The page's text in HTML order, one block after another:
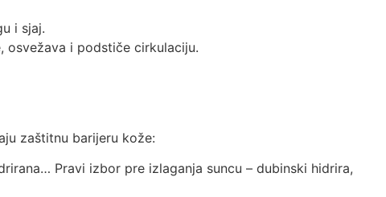
i sjaj.
osvežava i podstiče cirkulaciju.
zaštitnu barijeru kože:
Pravi izbor pre izlaganja suncu – dubinski hidrira,